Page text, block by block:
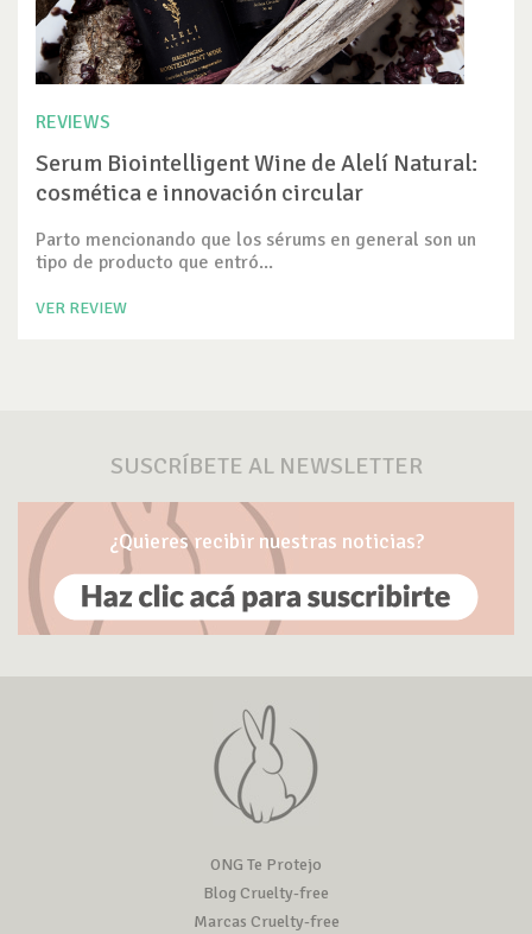
REVIEWS
Serum Biointelligent Wine de Alelí Natural:
cosmética e innovación circular
Parto mencionando que los sérums en general son un
tipo de producto que entró...
VER REVIEW
SUSCRÍBETE AL NEWSLETTER
¿Quieres recibir nuestras noticias?
ONG Te Protejo
Blog Cruelty-free
Marcas Cruelty-free